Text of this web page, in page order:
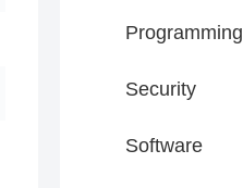
Programming
Security
Software